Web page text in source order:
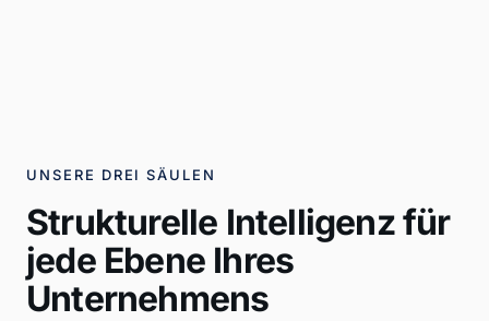
UNSERE DREI SÄULEN
Strukturelle Intelligenz für
jede Ebene Ihres
Unternehmens